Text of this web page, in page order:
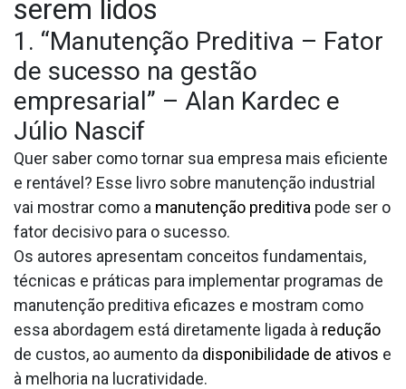
serem lidos
1. “Manutenção Preditiva – Fator
de sucesso na gestão
empresarial” – Alan Kardec e
Júlio Nascif
Quer saber como tornar sua empresa mais eficiente
e rentável? Esse livro sobre manutenção industrial
vai mostrar como a manutenção preditiva pode ser o
fator decisivo para o sucesso.
Os autores apresentam conceitos fundamentais,
técnicas e práticas para implementar programas de
manutenção preditiva eficazes e mostram como
essa abordagem está diretamente ligada à redução
de custos, ao aumento da disponibilidade de ativos e
à melhoria na lucratividade.